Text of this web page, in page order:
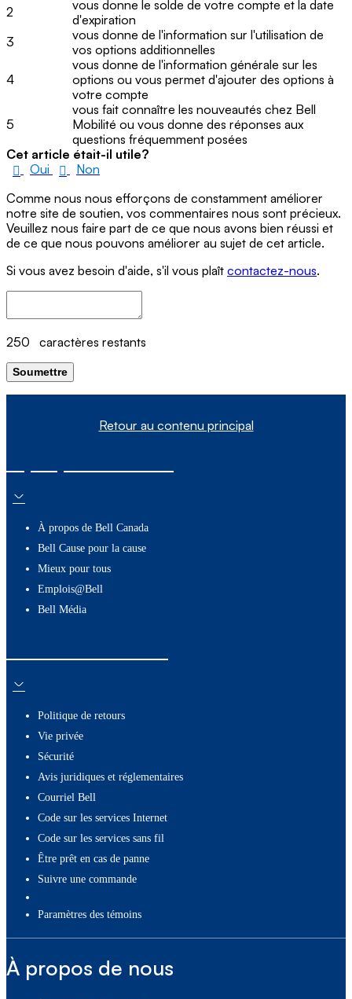
2
vous donne le solde de votre compte et la date
d'expiration
3
vous donne de l'information sur l'utilisation de
vos options additionnelles
4
vous donne de l'information générale sur les
options ou vous permet d'ajouter des options à
votre compte
5
vous fait connaître les nouveautés chez Bell
Mobilité ou vous donne des réponses aux
questions fréquemment posées
Cet article était-il utile?
Oui
Non
Comme nous nous efforçons de constamment améliorer
notre site de soutien, vos commentaires nous sont précieux.
Veuillez nous faire part de ce que nous avons bien réussi et
de ce que nous pouvons améliorer au sujet de cet article.
Si vous avez besoin d'aide, s'il vous plaît contactez-nous.
250 caractères restants
Soumettre
Retour au contenu principal
À propos de Bell Canada
Bell Cause pour la cause
Mieux pour tous
Emplois@Bell
Bell Média
Politique de retours
Vie privée
Sécurité
Avis juridiques et réglementaires
Courriel Bell
Code sur les services Internet
Code sur les services sans fil
Être prêt en cas de panne
Suivre une commande
paramètres des témoins
À propos de nous